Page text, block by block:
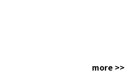
more >>